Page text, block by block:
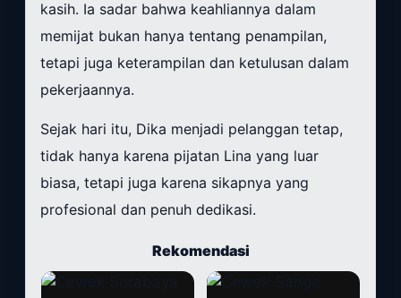
kasih. Ia sadar bahwa keahliannya dalam
memijat bukan hanya tentang penampilan,
tetapi juga keterampilan dan ketulusan dalam
pekerjaannya.
Sejak hari itu, Dika menjadi pelanggan tetap,
tidak hanya karena pijatan Lina yang luar
biasa, tetapi juga karena sikapnya yang
profesional dan penuh dedikasi.
Rekomendasi